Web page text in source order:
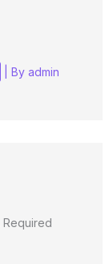
| By admin
Required